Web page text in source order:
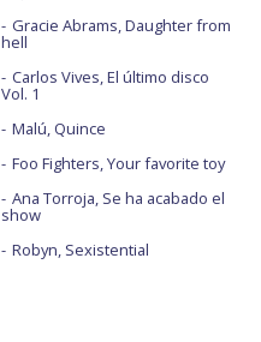
Gracie Abrams, Daughter from
hell
Carlos Vives, El último disco
Vol. 1
Malú, Quince
Foo Fighters, Your favorite toy
Ana Torroja, Se ha acabado el
show
Robyn, Sexistential